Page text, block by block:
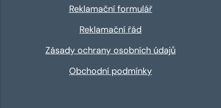
Reklamační formulář
Reklamační řád
Zásady ochrany osobních údajů
Obchodní podmínky